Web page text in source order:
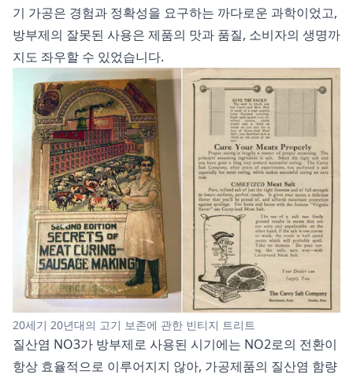
기 가공은 경험과 정확성을 요구하는 까다로운 과학이었고,
방부제의 잘못된 사용은 제품의 맛과 품질, 소비자의 생명까
지도 좌우할 수 있었습니다.
20세기 20년대의 고기 보존에 관한 빈티지 트리트
질산염 NO3가 방부제로 사용된 시기에는 NO2로의 전환이
항상 효율적으로 이루어지지 않아, 가공제품의 질산염 함량